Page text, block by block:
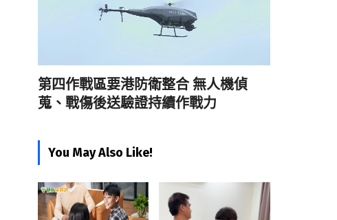
第四作戰區要港防衛整合 無人機偵
蒐、戰傷後送驗證持續作戰力
You May Also Like!